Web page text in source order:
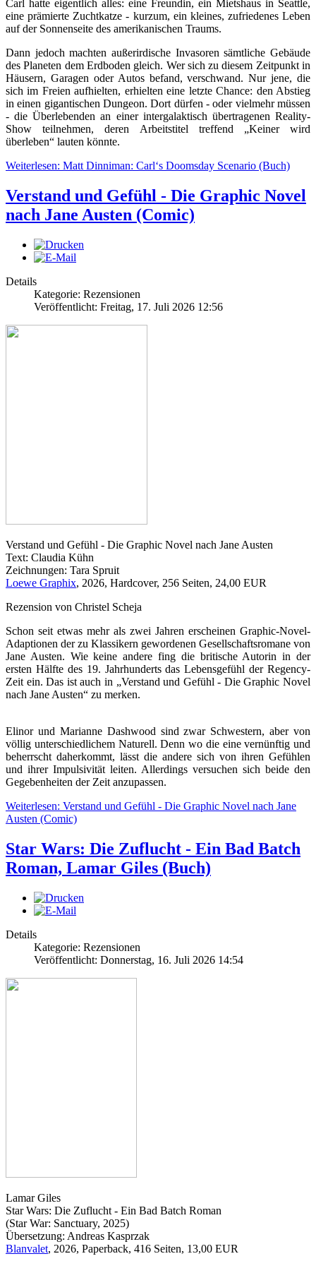
Carl hatte eigentlich alles: eine Freundin, ein Mietshaus in Seattle,
eine prämierte Zuchtkatze - kurzum, ein kleines, zufriedenes Leben
auf der Sonnenseite des amerikanischen Traums.
Dann jedoch machten außerirdische Invasoren sämtliche Gebäude
des Planeten dem Erdboden gleich. Wer sich zu diesem Zeitpunkt in
Häusern, Garagen oder Autos befand, verschwand. Nur jene, die
sich im Freien aufhielten, erhielten eine letzte Chance: den Abstieg
in einen gigantischen Dungeon. Dort dürfen - oder vielmehr müssen
- die Überlebenden an einer intergalaktisch übertragenen Reality-
Show teilnehmen, deren Arbeitstitel treffend „Keiner wird
überleben“ lauten könnte.
Weiterlesen: Matt Dinniman: Carl‘s Doomsday Scenario (Buch)
Verstand und Gefühl - Die Graphic Novel
nach Jane Austen (Comic)
Details
Kategorie: Rezensionen
Veröffentlicht: Freitag, 17. Juli 2026 12:56
Verstand und Gefühl - Die Graphic Novel nach Jane Austen
Text: Claudia Kühn
Zeichnungen: Tara Spruit
Loewe Graphix, 2026, Hardcover, 256 Seiten, 24,00 EUR
Rezension von Christel Scheja
Schon seit etwas mehr als zwei Jahren erscheinen Graphic-Novel-
Adaptionen der zu Klassikern gewordenen Gesellschaftsromane von
Jane Austen. Wie keine andere fing die britische Autorin in der
ersten Hälfte des 19. Jahrhunderts das Lebensgefühl der Regency-
Zeit ein. Das ist auch in „Verstand und Gefühl - Die Graphic Novel
nach Jane Austen“ zu merken.
Elinor und Marianne Dashwood sind zwar Schwestern, aber von
völlig unterschiedlichem Naturell. Denn wo die eine vernünftig und
beherrscht daherkommt, lässt die andere sich von ihren Gefühlen
und ihrer Impulsivität leiten. Allerdings versuchen sich beide den
Gegebenheiten der Zeit anzupassen.
Weiterlesen: Verstand und Gefühl - Die Graphic Novel nach Jane
Austen (Comic)
Star Wars: Die Zuflucht - Ein Bad Batch
Roman, Lamar Giles (Buch)
Details
Kategorie: Rezensionen
Veröffentlicht: Donnerstag, 16. Juli 2026 14:54
Lamar Giles
Star Wars: Die Zuflucht - Ein Bad Batch Roman
(Star War: Sanctuary, 2025)
Übersetzung: Andreas Kasprzak
Blanvalet, 2026, Paperback, 416 Seiten, 13,00 EUR